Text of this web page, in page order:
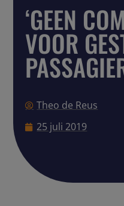
‘GEEN
VOOR
Theo de Reus
25 juli 2019